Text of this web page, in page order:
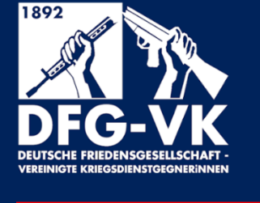
Zum Inhalt springen